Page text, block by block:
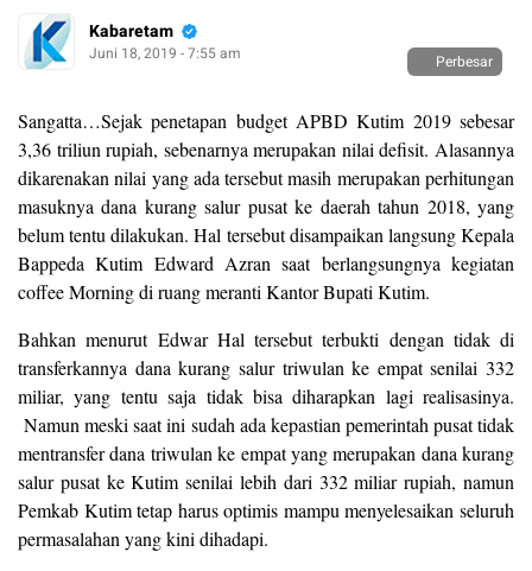
Kabaretam
Juni 18, 2019 - 7:55 am Perbesar
Sangatta…Sejak penetapan budget APBD Kutim 2019 sebesar
3,36 triliun rupiah, sebenarnya merupakan nilai defisit. Alasannya
dikarenakan nilai yang ada tersebut masih merupakan perhitungan
masuknya dana kurang salur pusat ke daerah tahun 2018, yang
belum tentu dilakukan. Hal tersebut disampaikan langsung Kepala
Bappeda Kutim Edward Azran saat berlangsungnya kegiatan
coffee Morning di ruang meranti Kantor Bupati Kutim.
Bahkan menurut Edwar Hal tersebut terbukti dengan tidak di
transferkannya dana kurang salur triwulan ke empat senilai 332
miliar, yang tentu saja tidak bisa diharapkan lagi realisasinya.
Namun meski saat ini sudah ada kepastian pemerintah pusat tidak
mentransfer dana triwulan ke empat yang merupakan dana kurang
salur pusat ke Kutim senilai lebih dari 332 miliar rupiah, namun
Pemkab Kutim tetap harus optimis mampu menyelesaikan seluruh
permasalahan yang kini dihadapi.